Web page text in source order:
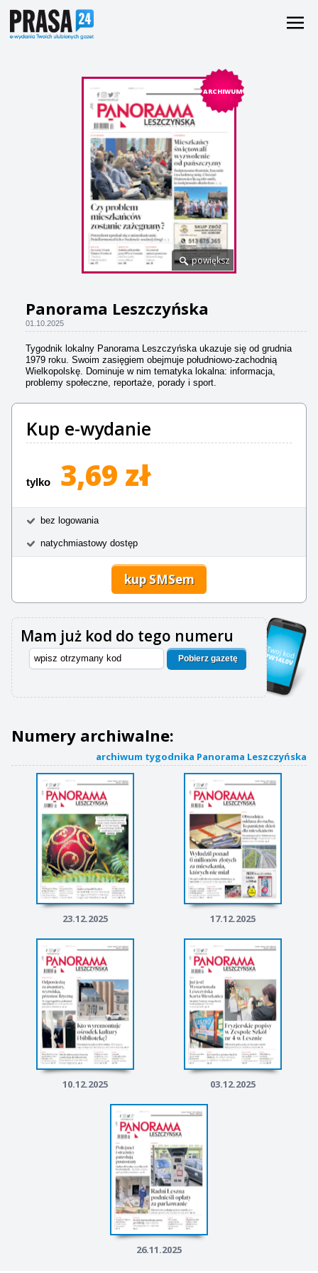
ARCHIWUM
powiększ
Panorama Leszczyńska
01.10.2025
Tygodnik lokalny Panorama Leszczyńska ukazuje się od grudnia
1979 roku. Swoim zasięgiem obejmuje południowo-zachodnią
Wielkopolskę. Dominuje w nim tematyka lokalna: informacja,
problemy społeczne, reportaże, porady i sport.
Kup e-wydanie
tylko 3,69 zł
bez logowania
natychmiastowy dostęp
kup SMSem
Mam już kod do tego numeru
Pobierz gazetę
Numery archiwalne:
archiwum tygodnika Panorama Leszczyńska
23.12.2025 17.12.2025
10.12.2025 03.12.2025
26.11.2025